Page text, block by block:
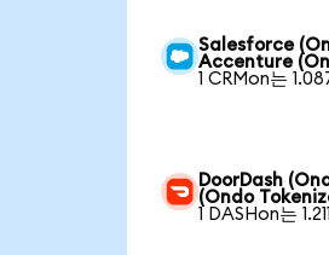
Salesforce
Accenture
1 CRMon는
DoorDash
(Ondo
1 DASHon는